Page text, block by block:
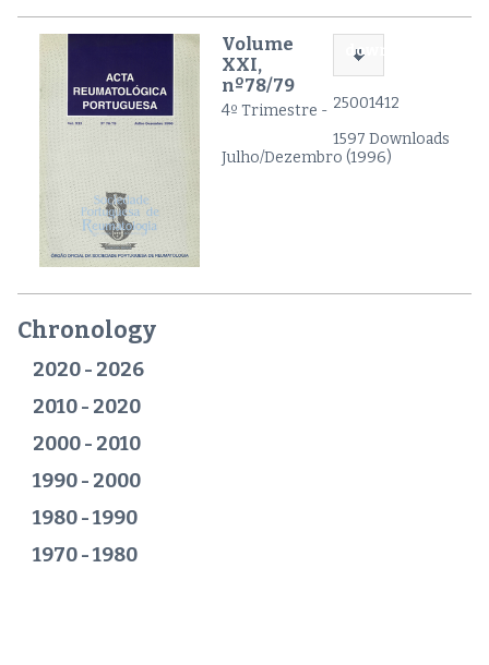
download
25001412
1597 Downloads
Volume
XXI,
nº78/79
4º Trimestre -
Julho/Dezembro (1996)
Chronology
2020 - 2026
2010 - 2020
2000 - 2010
1990 - 2000
1980 - 1990
1970 - 1980